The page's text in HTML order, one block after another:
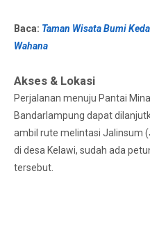
Baca: Taman Wisata Bumi
Wahana
Akses & Lokasi
Perjalanan menuju Pantai
Bandarlampung dapat
ambil rute melintasi Jalinsum
di desa Kelawi, sudah ada
tersebut.